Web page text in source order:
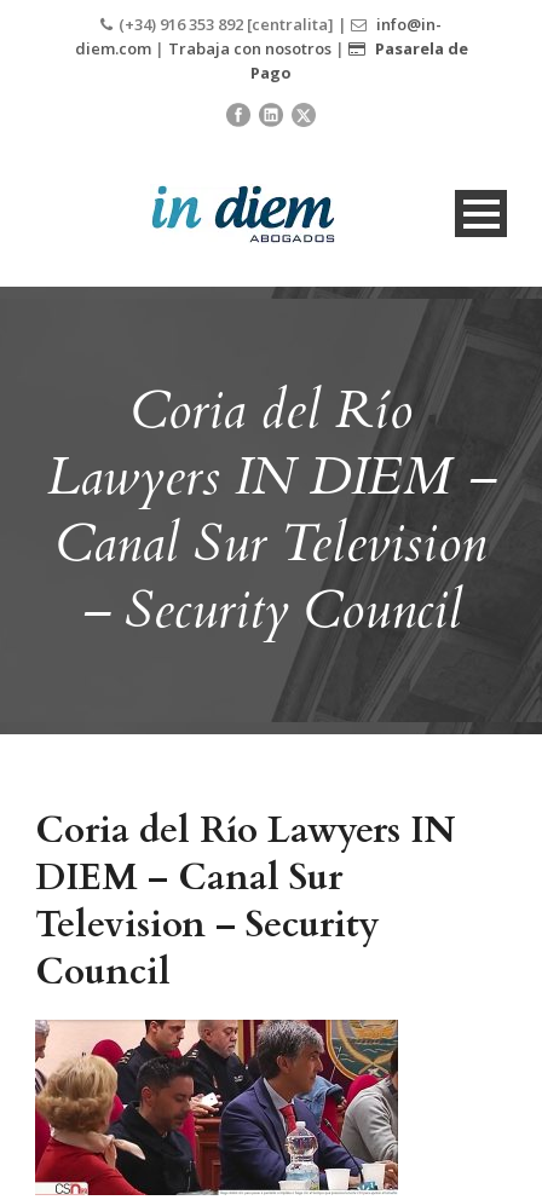
(+34) 916 353 892 [centralita] |
info@in-
diem.com| Trabaja con nosotros|
Pasarela de
Pago
Coria del Río
Lawyers IN DIEM –
Canal Sur Television
– Security Council
Coria del Río Lawyers IN
DIEM – Canal Sur
Television – Security
Council